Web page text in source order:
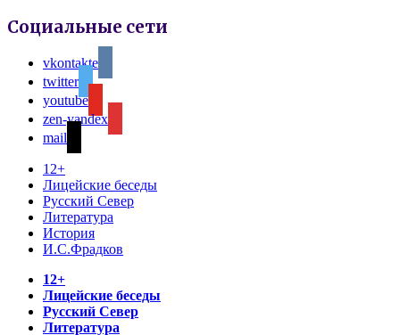
Социальные сети
vkontakte
twitter
youtube
zen-yandex
mail
12+
Лицейские беседы
Русский Север
Литература
История
И.С.Фрадков
12+
Лицейские беседы
Русский Север
Литература